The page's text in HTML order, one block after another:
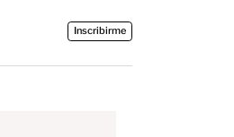
Inscribirme